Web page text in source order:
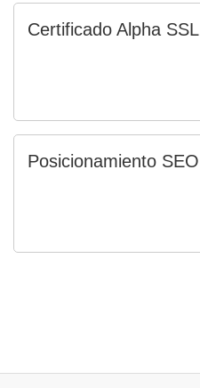
Certificado Alpha SSL
Posicionamiento SEO